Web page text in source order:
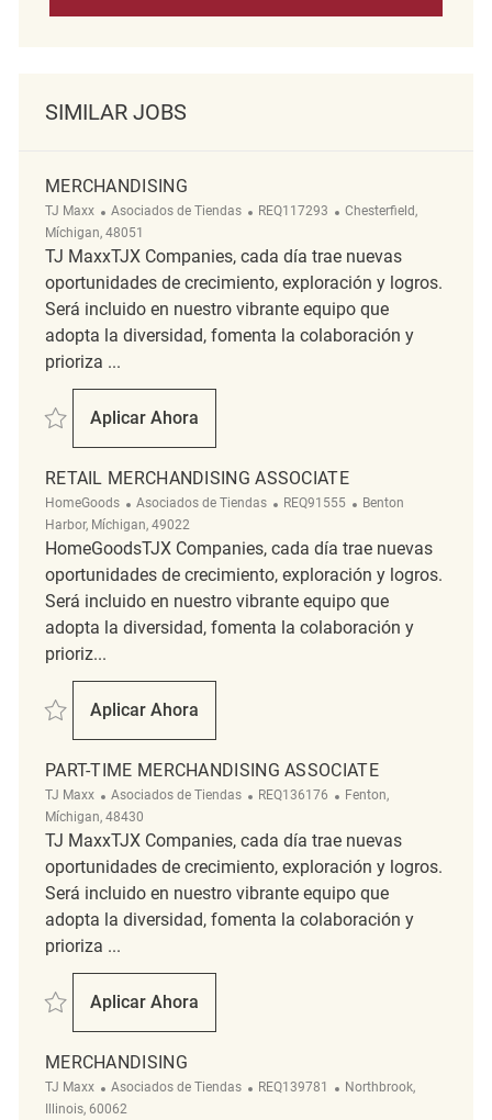
SIMILAR JOBS
MERCHANDISING
TJ Maxx Categoría
Asociados de Tiendas ReqId
REQ117293 Ubicación
Chesterfield,
Míchigan, 48051
TJ MaxxTJX Companies, cada día trae nuevas
oportunidades de crecimiento, exploración y logros.
Será incluido en nuestro vibrante equipo que
adopta la diversidad, fomenta la colaboración y
prioriza ...
Salvar Merchandising REQ117293
Aplicar Ahora
Merchandising
RETAIL MERCHANDISING ASSOCIATE
HomeGoods Categoría
Asociados de Tiendas ReqId
REQ91555 Ubicación
Benton
Harbor, Míchigan, 49022
HomeGoodsTJX Companies, cada día trae nuevas
oportunidades de crecimiento, exploración y logros.
Será incluido en nuestro vibrante equipo que
adopta la diversidad, fomenta la colaboración y
prioriz...
Salvar Retail Merchandising Associate REQ91555
Aplicar Ahora
Retail Merchandising Associate
PART-TIME MERCHANDISING ASSOCIATE
TJ Maxx Categoría
Asociados de Tiendas ReqId
REQ136176 Ubicación
Fenton,
Míchigan, 48430
TJ MaxxTJX Companies, cada día trae nuevas
oportunidades de crecimiento, exploración y logros.
Será incluido en nuestro vibrante equipo que
adopta la diversidad, fomenta la colaboración y
prioriza ...
Salvar Part-time Merchandising Associate REQ136176
Aplicar Ahora
Part-Time Merchandising Associate
MERCHANDISING
TJ Maxx Categoría
Asociados de Tiendas ReqId
REQ139781 Ubicación
Northbrook,
Illinois, 60062